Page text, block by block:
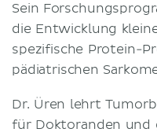
Sein
die Entwicklung
spezifische Protein-
pädiatrischen
Dr. Üren lehrt
für Doktoranden und